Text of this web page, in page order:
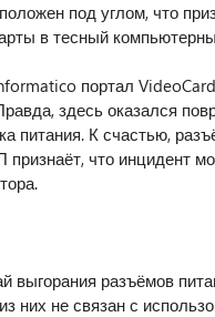
под углом, что
в тесный
портал
здесь оказался
питания. К счастью,
что инцидент
выгорания разъёмов
них не связан с